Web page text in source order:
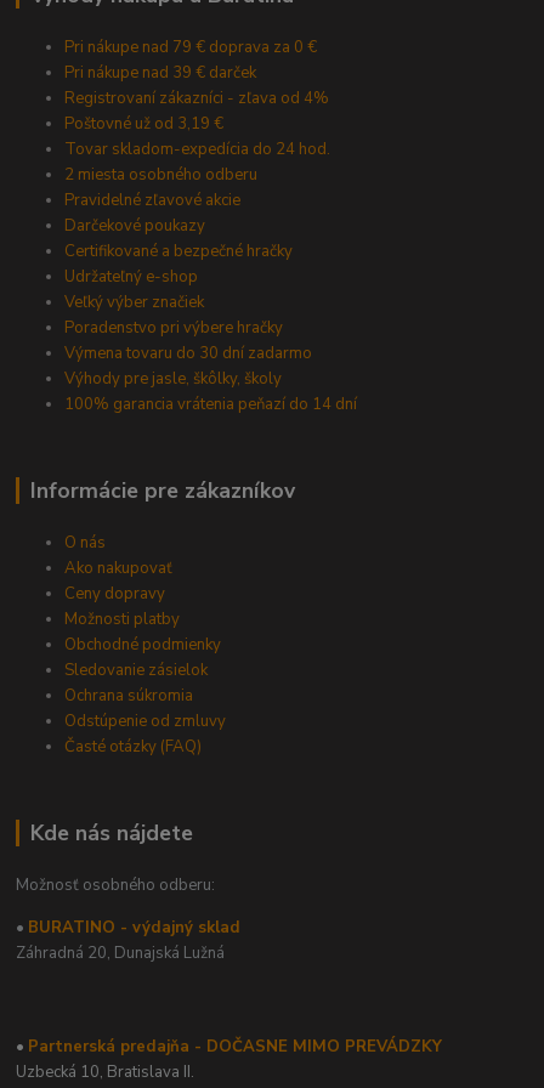
Pri nákupe nad 79 € doprava za 0 €
Pri nákupe nad 39 € darček
Registrovaní zákazníci - zľava od 4%
Poštovné už od 3,19 €
Tovar skladom-expedícia do 24 hod.
2 miesta osobného odberu
Pravidelné zľavové akcie
Darčekové poukazy
Certifikované a bezpečné hračky
Udržateľný e-shop
Veľký výber značiek
Poradenstvo pri výbere hračky
Výmena tovaru do 30 dní zadarmo
Výhody pre jasle, škôlky, školy
100% garancia vrátenia peňazí do 14 dní
Informácie pre zákazníkov
O nás
Ako nakupovať
Ceny dopravy
Možnosti platby
Obchodné podmienky
Sledovanie zásielok
Ochrana súkromia
Odstúpenie od zmluvy
Časté otázky (FAQ)
Kde nás nájdete
Možnosť osobného odberu:
• BURATINO - výdajný sklad
Záhradná 20, Dunajská Lužná
• Partnerská predajňa - DOČASNE MIMO PREVÁDZKY
Uzbecká 10, Bratislava II.